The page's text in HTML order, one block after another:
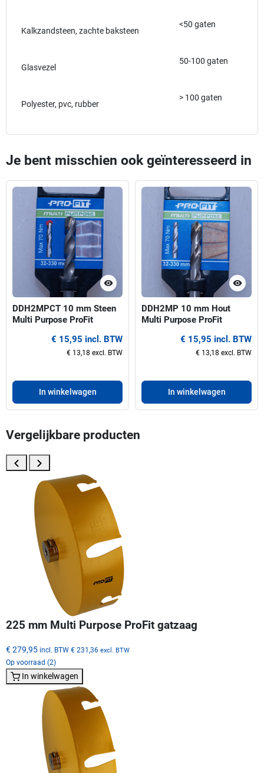
Kalkzandsteen, zachte baksteen
<50 gaten
Glasvezel
50-100 gaten
Polyester, pvc, rubber
> 100 gaten
Je bent misschien ook geïnteresseerd in
visibility
DDH2MPCT 10 mm Steen
Multi Purpose ProFit
32-330 mm€ 15,95 incl. BTW
€ 13,18 excl. BTW
In winkelwagen
visibility
DDH2MP 10 mm Hout
Multi Purpose ProFit
32-330 mm€ 15,95 incl. BTW
€ 13,18 excl. BTW
In winkelwagen
Vergelijkbare producten
225 mm Multi Purpose ProFit gatzaag
€ 279,95 incl. BTW € 231,36 excl. BTW
Op voorraad (2)
In winkelwagen